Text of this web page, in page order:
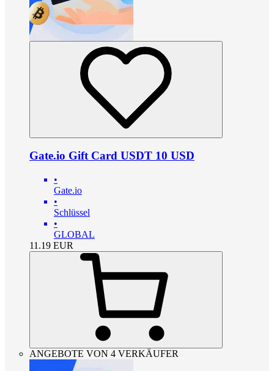
Gate.io Gift Card USDT 10 USD
•
Gate.io
•
Schlüssel
•
GLOBAL
11.19 EUR
ANGEBOTE VON 4 VERKÄUFER